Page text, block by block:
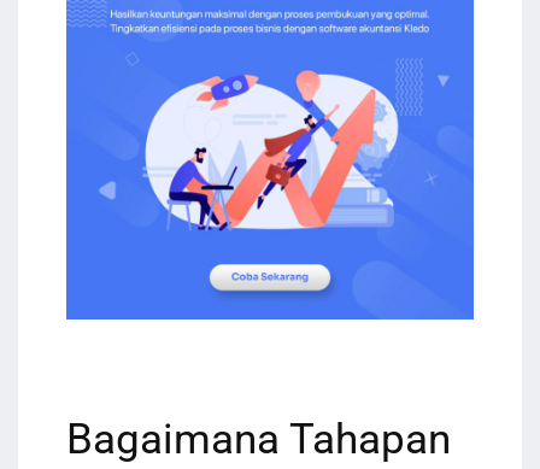
Bagaimana Tahapan